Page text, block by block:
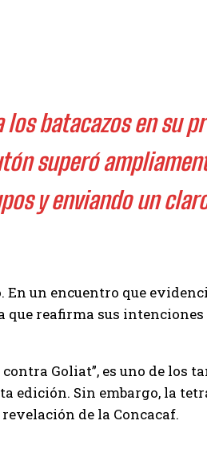
batacazos en su
superó
y enviando un
un encuentro que
reafirma sus
Goliat”, es uno de los
edición. Sin embargo, la
de la Concacaf.